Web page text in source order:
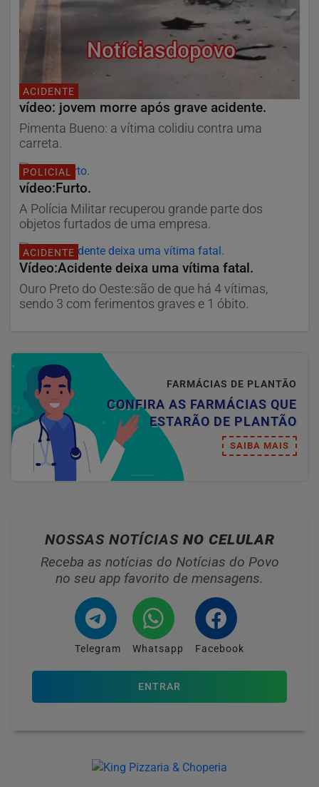
ACIDENTE
vídeo: jovem morre após grave acidente.
Pimenta Bueno: a vítima colidiu contra uma
carreta.
POLICIAL
vídeo:Furto.
A Polícia Militar recuperou grande parte dos
objetos furtados de uma empresa.
ACIDENTE
Vídeo:Acidente deixa uma vítima fatal.
Ouro Preto do Oeste:são de que há 4 vítimas,
sendo 3 com ferimentos graves e 1 óbito.
FARMÁCIAS DE PLANTÃO
CONFIRA AS FARMÁCIAS QUE
ESTARÃO DE PLANTÃO
SAIBA MAIS
NOSSAS NOTÍCIAS NO CELULAR
Receba as notícias do Notícias do Povo
no seu app favorito de mensagens.
Telegram Whatsapp Facebook
ENTRAR